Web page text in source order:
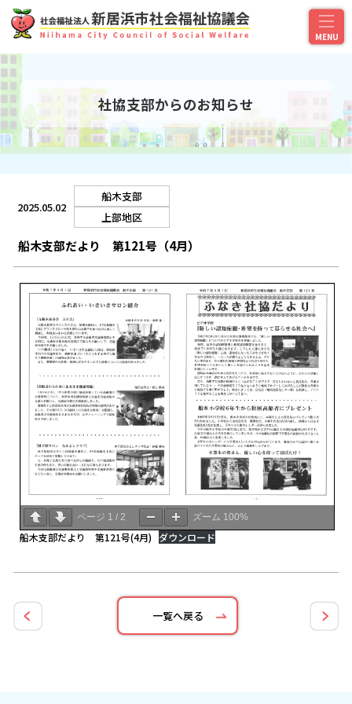
社協支部からのお知らせ
2025.05.02
船木支部
上部地区
船木支部だより 第121号（4月）
ページ 1 / 2 ズーム 100%
船木支部だより 第121号(4月) ダウンロード
一覧へ戻る